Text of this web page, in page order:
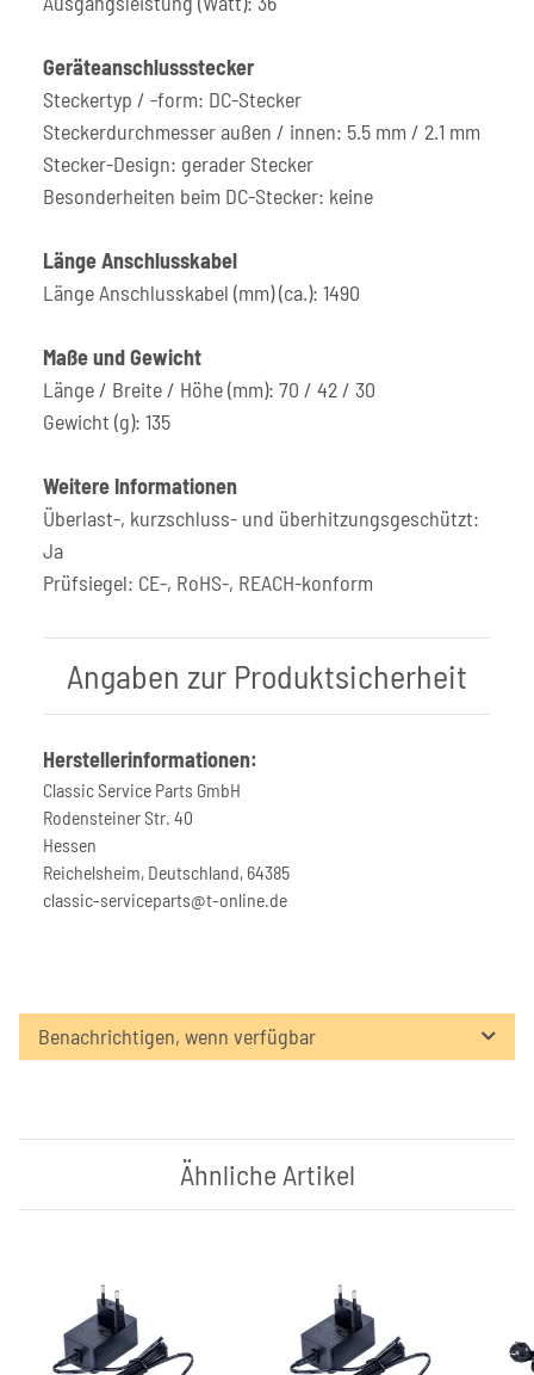
Geräteanschlussstecker
Steckertyp / -form: DC-Stecker
Steckerdurchmesser außen / innen: 5.5 mm / 2.1 mm
Stecker-Design: gerader Stecker
Besonderheiten beim DC-Stecker: keine
Länge Anschlusskabel
Länge Anschlusskabel (mm) (ca.): 1490
Maße und Gewicht
Länge / Breite / Höhe (mm): 70 / 42 / 30
Gewicht (g): 135
Weitere Informationen
Überlast-, kurzschluss- und überhitzungsgeschützt:
Ja
Prüfsiegel: CE-, RoHS-, REACH-konform
Angaben zur Produktsicherheit
Herstellerinformationen:
Classic Service Parts GmbH
Rodensteiner Str. 40
Hessen
Reichelsheim, Deutschland, 64385
classic-serviceparts@t-online.de
Benachrichtigen, wenn verfügbar
Ähnliche Artikel